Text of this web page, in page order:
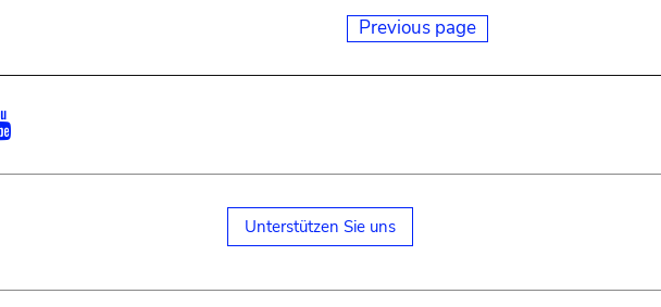
Previous page
Unterstützen Sie uns